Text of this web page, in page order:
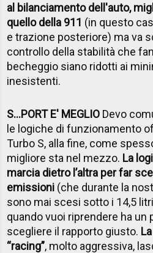
al bilanciamento dell'auto,
quello della 911 (in questo
e trazione posteriore) ma va
controllo della stabilità che
becheggio siano ridotti ai
inesistenti.
S...PORT E' MEGLIO Devo
le logiche di funzionamento
Turbo S, alla fine, come
migliore sta nel mezzo. La
marcia dietro l’altra per far
emissioni (che durante la
sono mai scesi sotto i 14,5
quando vuoi riprendere ha un
scegliere il rapporto giusto.
“racing”, molto aggressiva,